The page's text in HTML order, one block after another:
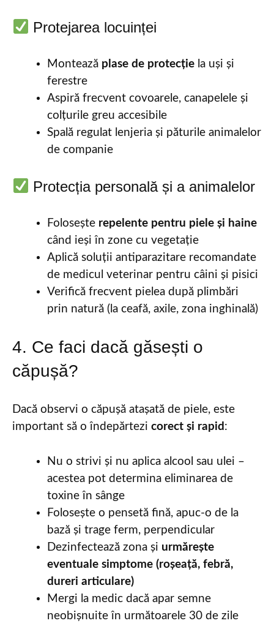
Protejarea locuinței
Montează plase de protecție la uși și
ferestre
Aspiră frecvent covoarele, canapelele și
colțurile greu accesibile
Spală regulat lenjeria și păturile animalelor
de companie
Protecția personală și a animalelor
Folosește repelente pentru piele și haine
când ieși în zone cu vegetație
Aplică soluții antiparazitare recomandate
de medicul veterinar pentru câini și pisici
Verifică frecvent pielea după plimbări
prin natură (la ceafă, axile, zona inghinală)
4. Ce faci dacă găsești o
căpușă?
Dacă observi o căpușă atașată de piele, este
important să o îndepărtezi corect și rapid :
Nu o strivi și nu aplica alcool sau ulei –
acestea pot determina eliminarea de
toxine în sânge
Folosește o pensetă fină, apuc-o de la
bază și trage ferm, perpendicular
Dezinfectează zona și urmărește
eventuale simptome (roșeață, febră,
dureri articulare)
Mergi la medic dacă apar semne
neobișnuite în următoarele 30 de zile